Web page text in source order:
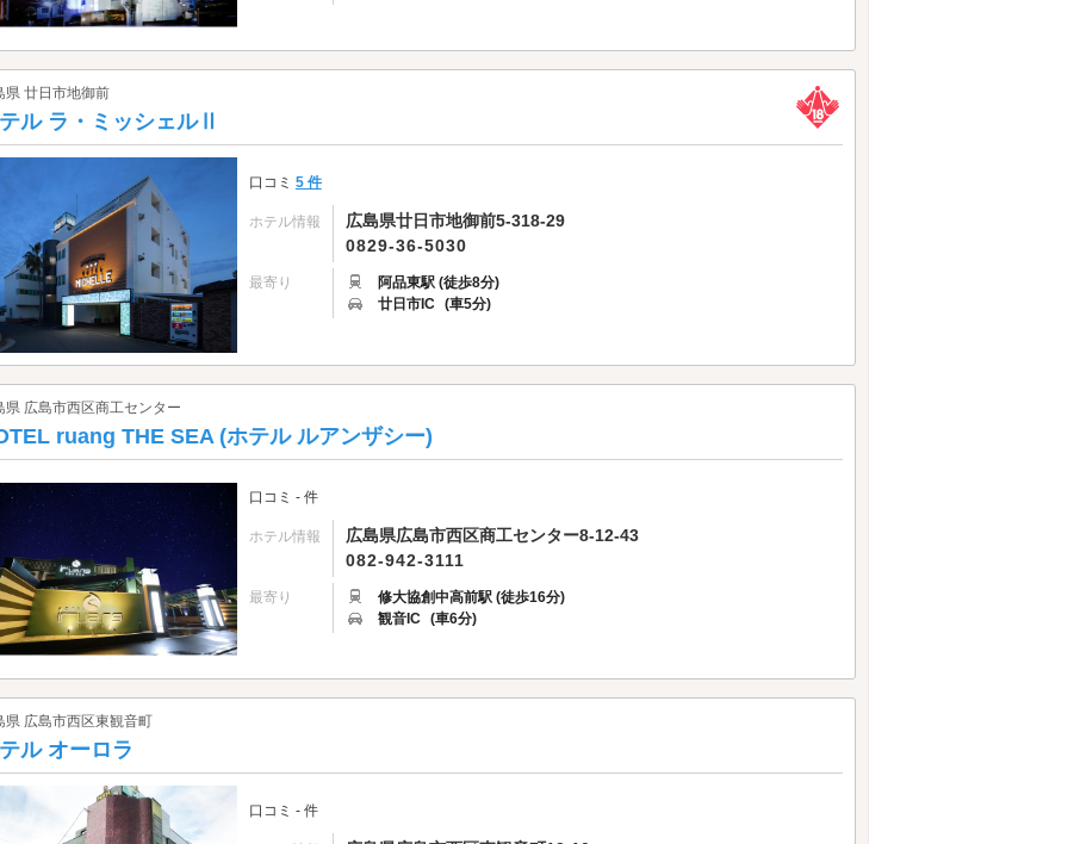
県 廿日市地御前
ル ラ・ミッシェルⅡ
口コミ 5 件
ホテル情報
広島県廿日市地御前5-318-29
0829-36-5030
最寄り
阿品東駅 (徒歩8分)
廿日市IC (車5分)
県 広島市西区商工センター
ruang THE SEA (ホテル ルアンザシー)
口コミ - 件
ホテル情報
広島県広島市西区商工センター8-12-43
082-942-3111
最寄り
修大協創中高前駅 (徒歩16分)
観音IC (車6分)
県 広島市西区東観音町
ル オーロラ
口コミ - 件